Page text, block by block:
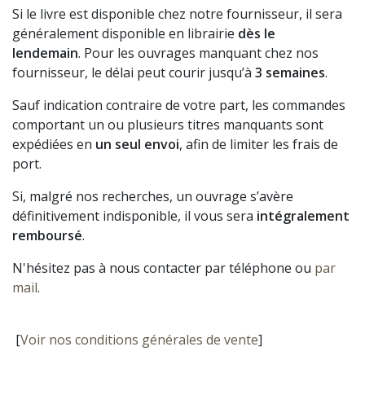
Si le livre est disponible chez notre fournisseur, il sera
généralement disponible en librairie dès le
lendemain. Pour les ouvrages manquant chez nos
fournisseur, le délai peut courir jusqu’à 3 semaines.
Sauf indication contraire de votre part, les commandes
comportant un ou plusieurs titres manquants sont
expédiées en un seul envoi, afin de limiter les frais de
port.
Si, malgré nos recherches, un ouvrage s’avère
définitivement indisponible, il vous sera intégralement
remboursé.
N'hésitez pas à nous contacter par téléphone ou par
mail.
[Voir nos conditions générales de vente]